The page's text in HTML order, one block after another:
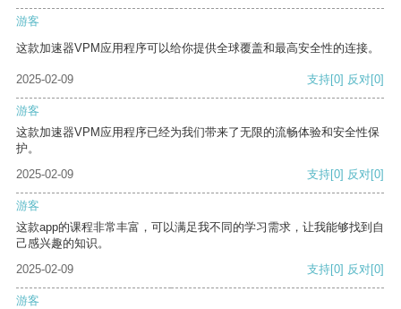
游客
这款加速器VPM应用程序可以给你提供全球覆盖和最高安全性的连接。
2025-02-09 支持[0] 反对[0]
游客
这款加速器VPM应用程序已经为我们带来了无限的流畅体验和安全性保
护。
2025-02-09
支持[0] 反对[0]
游客
这款app的课程非常丰富，可以满足我不同的学习需求，让我能够找到自
己感兴趣的知识。
2025-02-09
支持[0] 反对[0]
游客